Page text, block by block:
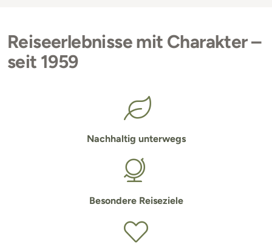
Reiseerlebnisse mit Charakter –
seit 1959
Nachhaltig unterwegs
Besondere Reiseziele